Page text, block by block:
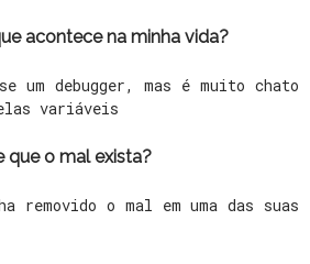
acontece na minha vida?
um debugger, mas é muito chato
variáveis
que o mal exista?
removido o mal em uma das suas